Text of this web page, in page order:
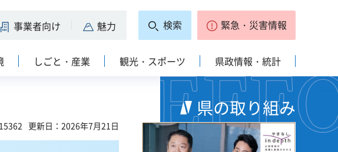
事業者向け 魅力 検索 緊急・災害情報
しごと・産業 観光・スポーツ 県政情報・統計
更新日：2026年7月21日
県の取り組み